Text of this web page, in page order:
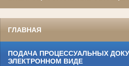
ГЛАВНАЯ
ПОДАЧА ПРОЦЕССУАЛЬНЫХ
ЭЛЕКТРОННОМ ВИДЕ